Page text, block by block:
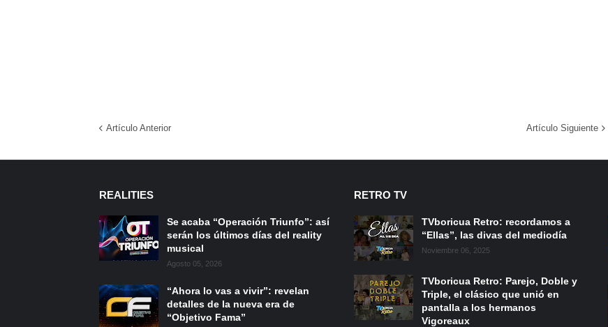
Artículo Anterior Artículo Siguiente
REALITIES
Se acaba “Operación Triunfo”: así
serán los últimos días del reality
musical
Agosto 05, 2026
“Ahora lo vas a vivir”: revelan
detalles de la nueva era de
“Objetivo Fama”
RETRO TV
TVboricua Retro: recordamos a
“Ellas”, las divas del mediodía
Noviembre 06, 2025
TVboricua Retro: Parejo, Doble y
Triple, el clásico que unió en
pantalla a los hermanos
Vigoreaux